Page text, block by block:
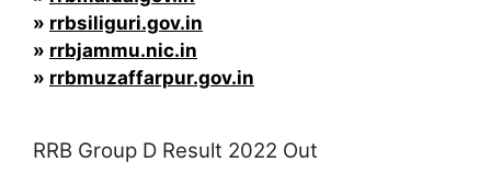
» rrbsiliguri.gov.in
» rrbjammu.nic.in
» rrbmuzaffarpur.gov.in
RRB Group D Result 2022 Out